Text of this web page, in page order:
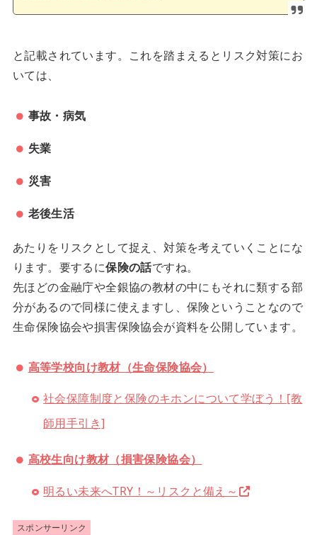
と記載されています。これを踏まえるとリスク対策にお
いては、
事故・病気
失業
災害
老後生活
あたりをリスクとして捉え、対策を考えていくことにな
ります。要するに保険の話ですね。
先ほどの金融庁や全銀協の教材の中にもそれに類する部
分があるので同様に使えますし、保険ということなので
生命保険協会や損害保険協会が資料を公開しています。
高等学校向け教材（生命保険協会）
社会保障制度と保険のキホンについて学ぼう！[教
師用手引き]
高校生向け教材（損害保険協会）
明るい未来へTRY！～リスクと備え～
スポンサーリンク